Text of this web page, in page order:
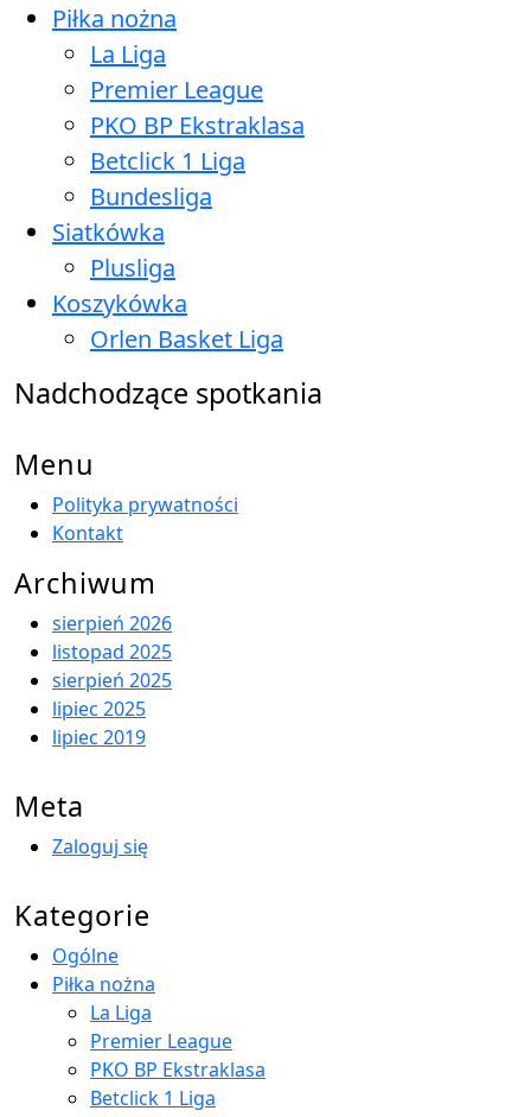
Piłka nożna
La Liga
Premier League
PKO BP Ekstraklasa
Betclick 1 Liga
Bundesliga
Siatkówka
Plusliga
Koszykówka
Orlen Basket Liga
Nadchodzące spotkania
Menu
Polityka prywatności
Kontakt
Archiwum
sierpień 2026
listopad 2025
sierpień 2025
lipiec 2025
lipiec 2019
Meta
Zaloguj się
Kategorie
Ogólne
Piłka nożna
La Liga
Premier League
PKO BP Ekstraklasa
Betclick 1 Liga